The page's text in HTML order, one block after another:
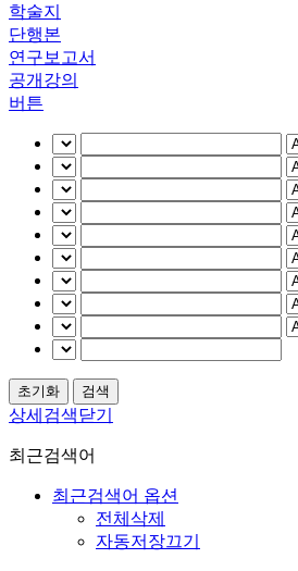
학술지
단행본
연구보고서
공개강의
버튼
상세검색닫기
최근검색어
최근검색어 옵션
전체삭제
자동저장끄기